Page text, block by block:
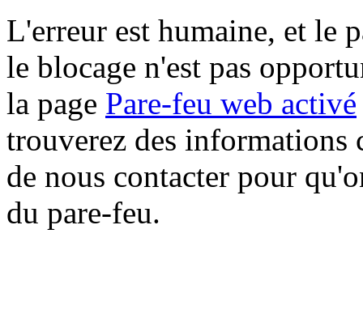
L'erreur est humaine, et le
le blocage n'est pas
la page Pare-feu web activé
trouverez des informations
de nous contacter pour
du pare-feu.